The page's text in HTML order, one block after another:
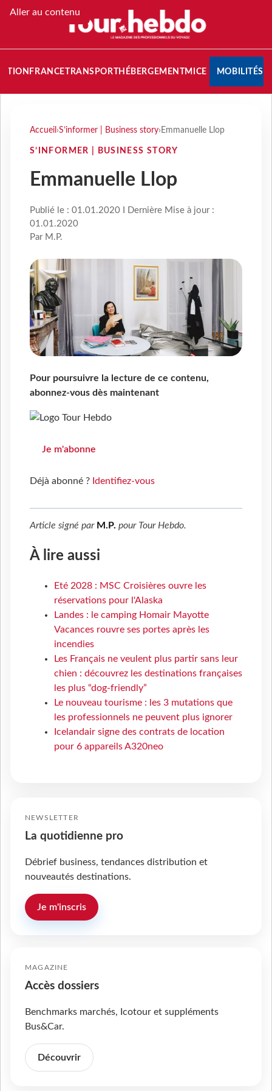
Aller au contenu
FRANCETRANSPORT HÉBERGEMENTMICE MOBILITÉS
Accueil ›S’informer | Business story› Emmanuelle Llop
S’INFORMER | BUSINESS STORY
Emmanuelle Llop
Publié le : 01.01.2020 I Dernière Mise à jour :
01.01.2020
Par M.P.
Pour poursuivre la lecture de ce contenu,
abonnez-vous dès maintenant
Je m'abonne
Déjà abonné ? Identifiez-vous
Article signé par M.P. pour Tour Hebdo.
À lire aussi
Eté 2028 : MSC Croisières ouvre les
réservations pour l'Alaska
Landes : le camping Homair Mayotte
Vacances rouvre ses portes après les
incendies
Les Français ne veulent plus partir sans leur
chien : découvrez les destinations françaises
les plus “dog-friendly”
Le nouveau tourisme : les 3 mutations que
les professionnels ne peuvent plus ignorer
Icelandair signe des contrats de location
pour 6 appareils A320neo
NEWSLETTER
La quotidienne pro
Débrief business, tendances distribution et
nouveautés destinations.
Je m'inscris
MAGAZINE
Accès dossiers
Benchmarks marchés, Icotour et suppléments
Bus&Car.
Découvrir